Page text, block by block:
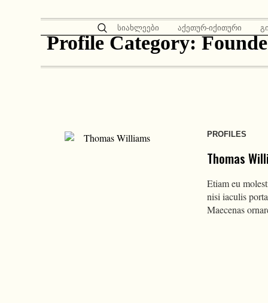
სიახლეები აქეთურ-იქითური
Profile Category:
PROFILES
Thomas
Etiam eu
nisi iaculis
Maecenas